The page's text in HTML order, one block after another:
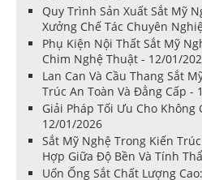
Quy Trình Sản Xuất Sắt Mỹ
Xưởng Chế Tác Chuyên
Phụ Kiện Nội Thất Sắt Mỹ
Chim Nghệ Thuật - 12/01/
Lan Can Và Cầu Thang Sắt
Trúc An Toàn Và Đẳng Cấp -
Giải Pháp Tối Ưu Cho Không
12/01/2026
Sắt Mỹ Nghệ Trong Kiến
Hợp Giữa Độ Bền Và Tính
Uốn Ống Sắt Chất Lượng